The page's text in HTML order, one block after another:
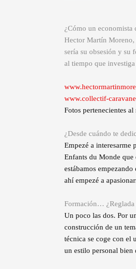
¿Cómo un economista
Hector Martín Moreno,
sería su obsesión y su
al tiempo que
www.collectif-
Fotos pertenecientes
¿Desde cuándo te
Empezé a interesarme
Enfants du Monde que
estábamos
ahí empezé a
Formación… ¿Reglada
Un poco las dos. Por
construcción de un
técnica se coge con el
un estilo personal bien